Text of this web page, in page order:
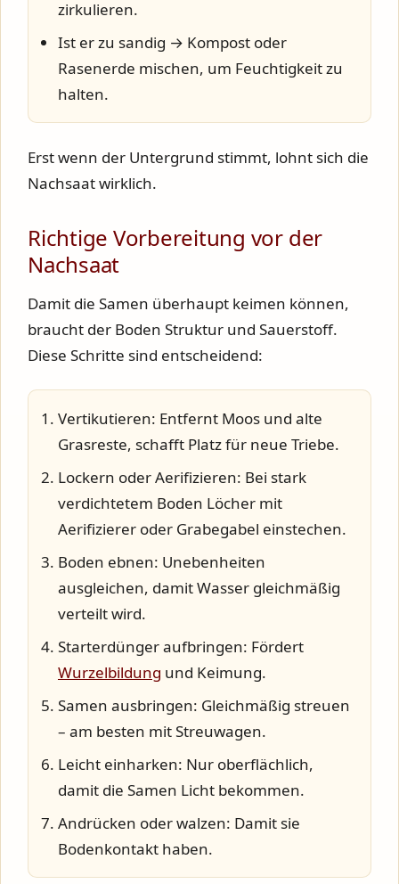
zirkulieren.
Ist er zu sandig → Kompost oder
Rasenerde mischen, um Feuchtigkeit zu
halten.
Erst wenn der Untergrund stimmt, lohnt sich die
Nachsaat wirklich.
Richtige Vorbereitung vor der
Nachsaat
Damit die Samen überhaupt keimen können,
braucht der Boden Struktur und Sauerstoff.
Diese Schritte sind entscheidend:
Vertikutieren: Entfernt Moos und alte
Grasreste, schafft Platz für neue Triebe.
Lockern oder Aerifizieren: Bei stark
verdichtetem Boden Löcher mit
Aerifizierer oder Grabegabel einstechen.
Boden ebnen: Unebenheiten
ausgleichen, damit Wasser gleichmäßig
verteilt wird.
Starterdünger aufbringen: Fördert
Wurzelbildung und Keimung.
Samen ausbringen: Gleichmäßig streuen
– am besten mit Streuwagen.
Leicht einharken: Nur oberflächlich,
damit die Samen Licht bekommen.
Andrücken oder walzen: Damit sie
Bodenkontakt haben.